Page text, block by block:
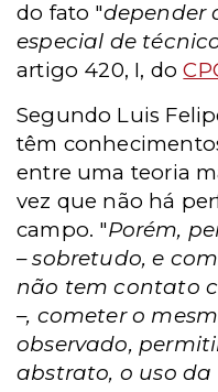
do fato "depender
especial de
artigo 420, I, do
Segundo Luis
têm
entre uma teoria
vez que não há
campo. "Porém,
– sobretudo, e
não tem contato
–, cometer o
observado,
abstrato, o uso da